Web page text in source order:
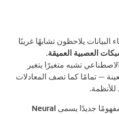
البيانات يلاحظون تشابهًا غريبًا
العصبية العميقة.
تشبه متغيرًا يتغير
— تمامًا كما تصف المعادلات
للأنظمة.
جديدًا يسمى Neural